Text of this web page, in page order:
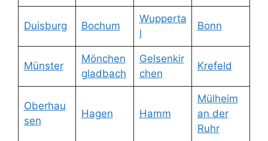
Duisburg Bochum
Wupperta
l
Bonn
Münster
Mönchen
gladbach
Gelsenkir
chen
Krefeld
Oberhau
sen
Hagen Hamm
Mülheim
an der
Ruhr